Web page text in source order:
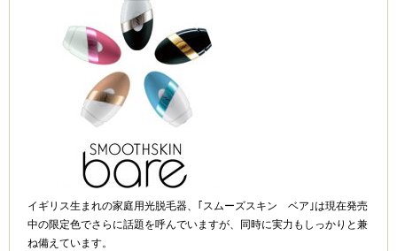
イギリス生まれの家庭用光脱毛器、｢スムーズスキン ベア｣は現在発売
中の限定色でさらに話題を呼んでいますが、同時に実力もしっかりと兼
ね備えています。